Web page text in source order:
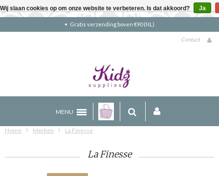
Gratis verzending boven €90 (NL)
Contact
MENU
Home Merken La Finesse
La Finesse
Wij slaan cookies op om onze website te verbeteren. Is dat akkoord? Ja